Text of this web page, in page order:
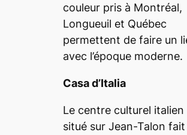
couleur pris à Montréal,
Longueuil et Québec
permettent de faire un
avec l’époque moderne.
Casa d’Italia
Le centre culturel italien
situé sur Jean-Talon fait